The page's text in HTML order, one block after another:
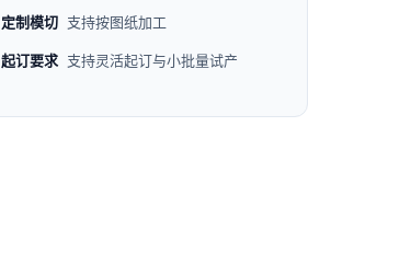
定制模切 支持按图纸加工
起订要求 支持灵活起订与小批量试产